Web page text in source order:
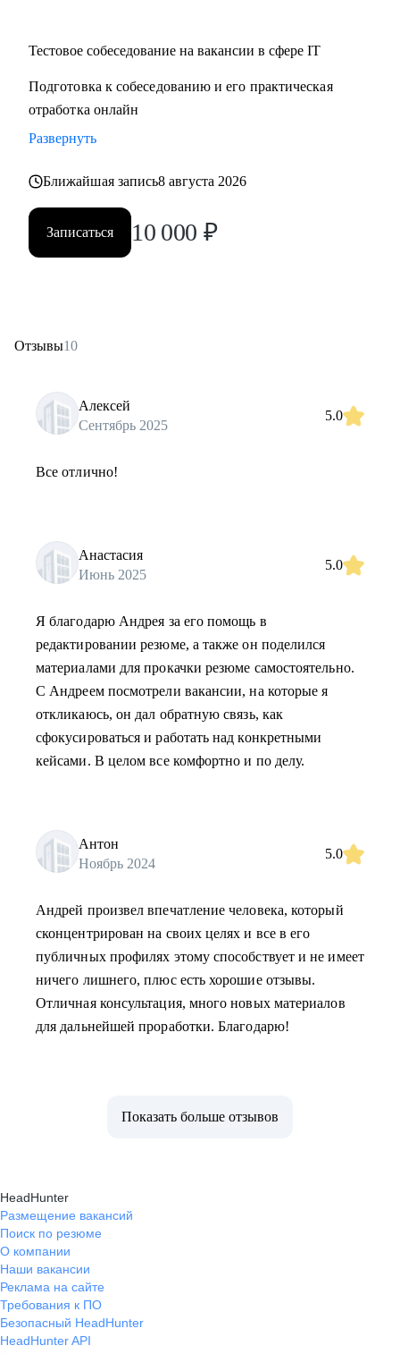
Тестовое собеседование на вакансии в сфере IT
Подготовка к собеседованию и его практическая
отработка онлайн
Развернуть
Ближайшая запись8 августа 2026
Записаться 10 000 ₽
Отзывы10
Алексей
Сентябрь 2025
5.0
Все отлично!
Анастасия
Июнь 2025
5.0
Я благодарю Андрея за его помощь в
редактировании резюме, а также он поделился
материалами для прокачки резюме самостоятельно.
С Андреем посмотрели вакансии, на которые я
откликаюсь, он дал обратную связь, как
сфокусироваться и работать над конкретными
кейсами. В целом все комфортно и по делу.
Антон
Ноябрь 2024
5.0
Андрей произвел впечатление человека, который
сконцентрирован на своих целях и все в его
публичных профилях этому способствует и не имеет
ничего лишнего, плюс есть хорошие отзывы.
Отличная консультация, много новых материалов
для дальнейшей проработки. Благодарю!
Показать больше отзывов
HeadHunter
Размещение вакансий
Поиск по резюме
О компании
Наши вакансии
Реклама на сайте
Требования к ПО
Безопасный HeadHunter
HeadHunter API